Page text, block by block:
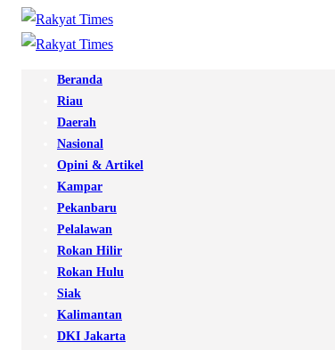
Beranda
Riau
Daerah
Nasional
Opini & Artikel
Kampar
Pekanbaru
Pelalawan
Rokan Hilir
Rokan Hulu
Siak
Kalimantan
DKI Jakarta